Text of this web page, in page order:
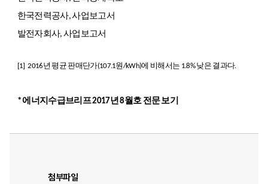
한국전력공사, 사업보고서
발전자회사, 사업보고서
[1] 2016년 평균 판매단가(107.1원/kWh)에 비해서는 1.8% 낮은 결과다.
* 에너지수급브리프 2017년 8월호 전문 보기
첨부파일